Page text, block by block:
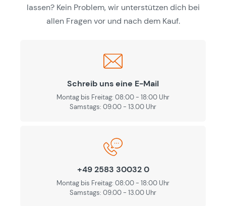
lassen? Kein Problem, wir unterstützen dich bei
allen Fragen vor und nach dem Kauf.
Schreib uns eine E-Mail
Montag bis Freitag: 08:00 - 18:00 Uhr
Samstags: 09.00 - 13.00 Uhr
+49 2583 30032 0
Montag bis Freitag: 08:00 - 18:00 Uhr
Samstags: 09.00 - 13.00 Uhr